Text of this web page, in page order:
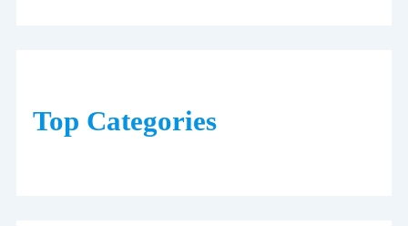
Top Categories